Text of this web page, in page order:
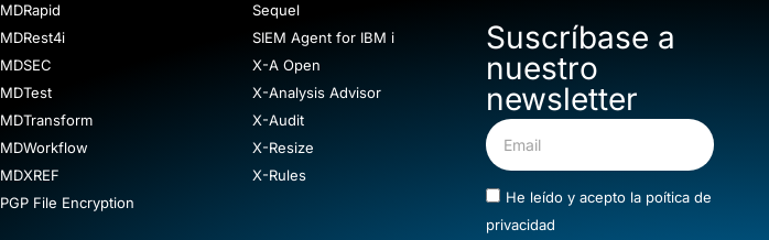
MDRapid
MDRest4i
MDSEC
MDTest
MDTransform
MDWorkflow
MDXREF
PGP File Encryption
Sequel
SIEM Agent for IBM i
X-A Open
X-Analysis Advisor
X-Audit
X-Resize
X-Rules
Suscríbase a
nuestro
newsletter
He leído y acepto la poítica de
privacidad